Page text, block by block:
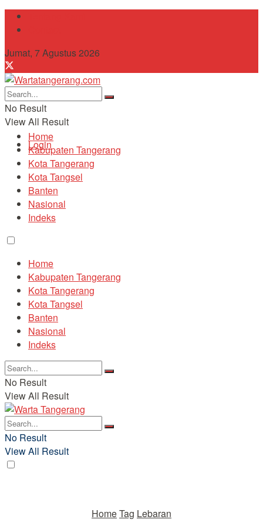
Jumat, 7 Agustus 2026
No Result
View All Result
Login
Home
Kabupaten Tangerang
Kota Tangerang
Kota Tangsel
Banten
Nasional
Indeks
Home
Kabupaten Tangerang
Kota Tangerang
Kota Tangsel
Banten
Nasional
Indeks
No Result
View All Result
No Result
View All Result
HomeTag Lebaran